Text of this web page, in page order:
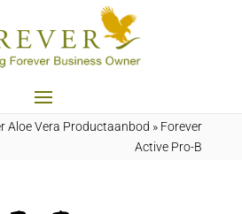
Aloe Vera Productaanbod » Forever
Active Pro-B